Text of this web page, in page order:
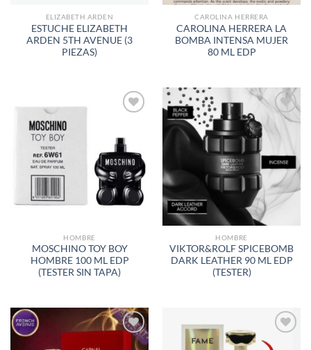
ELIZABETH ARDEN
ESTUCHE ELIZABETH
ARDEN 5TH AVENUE (3
PIEZAS)
CAROLINA HERRERA
CAROLINA HERRERA LA
BOMBA INTENSA MUJER
80 ML EDP
A LA
LISTA
DE
DESEOS
HOMBRE
MOSCHINO TOY BOY
HOMBRE 100 ML EDP
(TESTER SIN TAPA)
AÑADIR
A LA
LISTA
DE
DESEOS
HOMBRE
VIKTOR&ROLF SPICEBOMB
DARK LEATHER 90 ML EDP
(TESTER)
AÑADIR